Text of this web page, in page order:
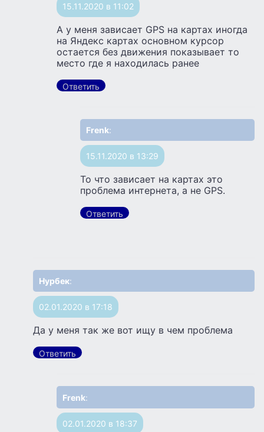
15.11.2020 в 11:02
А у меня зависает GPS на картах иногда
на Яндекс картах основном курсор
остается без движения показывает то
место где я находилась ранее
Ответить
Frenk:
15.11.2020 в 13:29
То что зависает на картах это
проблема интернета, а не GPS.
Ответить
Нурбек:
02.01.2020 в 17:18
Да у меня так же вот ищу в чем проблема
Ответить
Frenk:
02.01.2020 в 18:37